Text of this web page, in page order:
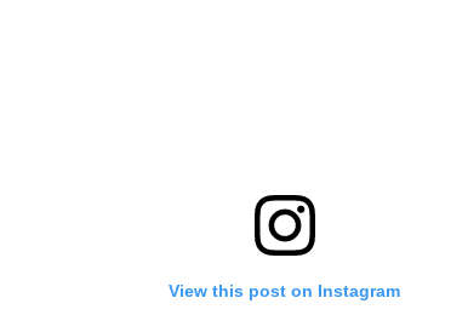
View this post on Instagram